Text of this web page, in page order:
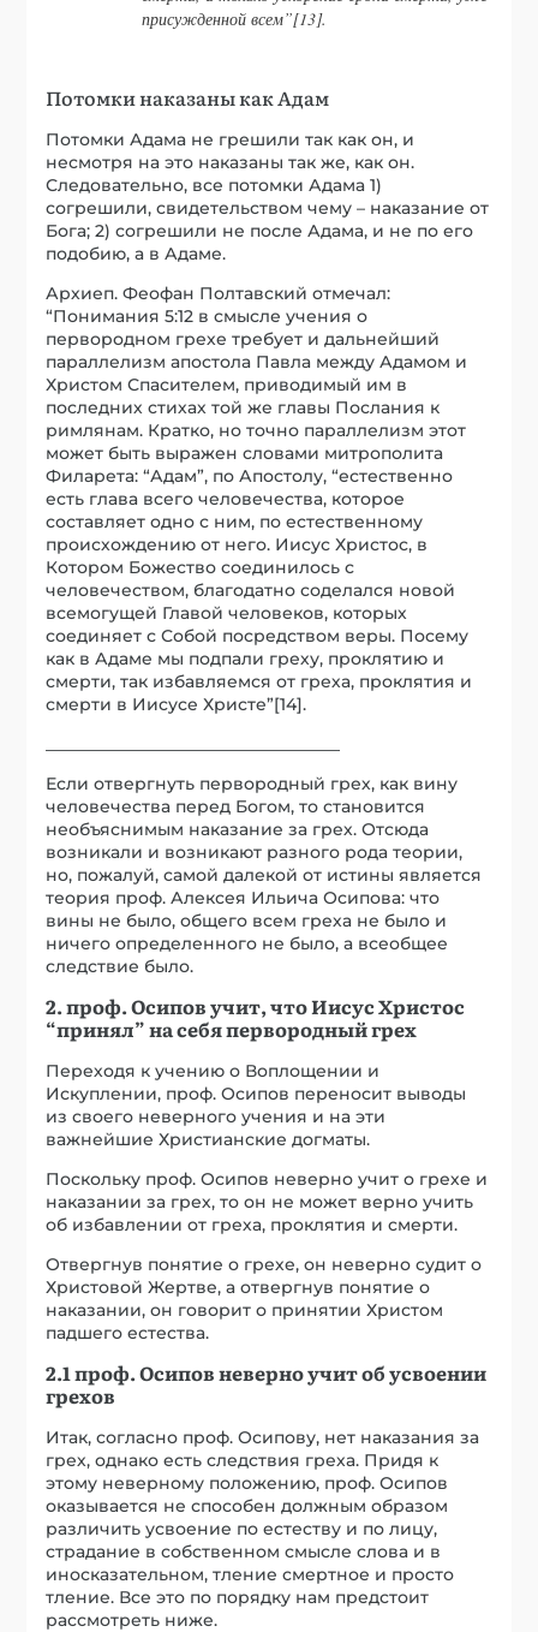
присужденной всем”[13].
Потомки наказаны как Адам
Потомки Адама не грешили так как он, и
несмотря на это наказаны так же, как он.
Следовательно, все потомки Адама 1)
согрешили, свидетельством чему – наказание от
Бога; 2) согрешили не после Адама, и не по его
подобию, а в Адаме.
Архиеп. Феофан Полтавский отмечал:
“Понимания 5:12 в смысле учения о
первородном грехе требует и дальнейший
параллелизм апостола Павла между Адамом и
Христом Спасителем, приводимый им в
последних стихах той же главы Послания к
римлянам. Кратко, но точно параллелизм этот
может быть выражен словами митрополита
Филарета: “Адам”, по Апостолу, “естественно
есть глава всего человечества, которое
составляет одно с ним, по естественному
происхождению от него. Иисус Христос, в
Котором Божество соединилось с
человечеством, благодатно соделался новой
всемогущей Главой человеков, которых
соединяет с Собой посредством веры. Посему
как в Адаме мы подпали греху, проклятию и
смерти, так избавляемся от греха, проклятия и
смерти в Иисусе Христе”[14].
Если отвергнуть первородный грех, как вину
человечества перед Богом, то становится
необъяснимым наказание за грех. Отсюда
возникали и возникают разного рода теории,
но, пожалуй, самой далекой от истины является
теория проф. Алексея Ильича Осипова: что
вины не было, общего всем греха не было и
ничего определенного не было, а всеобщее
следствие было.
2. проф. Осипов учит, что Иисус Христос
“принял” на себя первородный грех
Переходя к учению о Воплощении и
Искуплении, проф. Осипов переносит выводы
из своего неверного учения и на эти
важнейшие Христианские догматы.
Поскольку проф. Осипов неверно учит о грехе и
наказании за грех, то он не может верно учить
об избавлении от греха, проклятия и смерти.
Отвергнув понятие о грехе, он неверно судит о
Христовой Жертве, а отвергнув понятие о
наказании, он говорит о принятии Христом
падшего естества.
2.1 проф. Осипов неверно учит об усвоении
грехов
Итак, согласно проф. Осипову, нет наказания за
грех, однако есть следствия греха. Придя к
этому неверному положению, проф. Осипов
оказывается не способен должным образом
различить усвоение по естеству и по лицу,
страдание в собственном смысле слова и в
иносказательном, тление смертное и просто
тление. Все это по порядку нам предстоит
рассмотреть ниже.